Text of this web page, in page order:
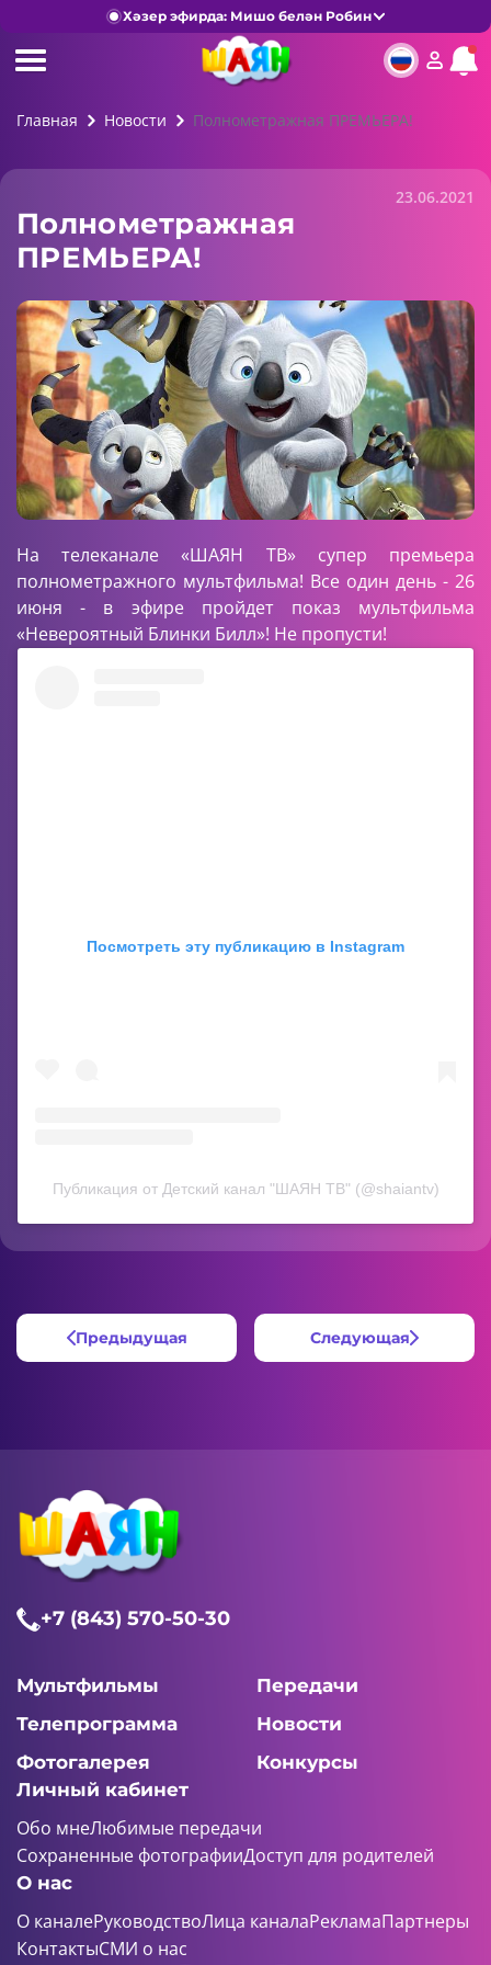
Хәзер эфирда: Мишо белән Робин
Главная Новости Полнометражная ПРЕМЬЕРА!
23.06.2021
Полнометражная
ПРЕМЬЕРА!
На телеканале «ШАЯН ТВ» супер премьера
полнометражного мультфильма! Все один день - 26
июня - в эфире пройдет показ мультфильма
«Невероятный Блинки Билл»! Не пропусти!
Посмотреть эту публикацию в Instagram
Публикация от Детский канал "ШАЯН ТВ" (@shaiantv)
Предыдущая Следующая
+7 (843) 570-50-30
Мультфильмы
Передачи
Телепрограмма
Новости
Фотогалерея
Конкурсы
Личный кабинет
Обо мнеЛюбимые передачи
Сохраненные фотографииДоступ для родителей
О нас
О каналеРуководствоЛица каналаРекламаПартнеры
КонтактыСМИ о нас